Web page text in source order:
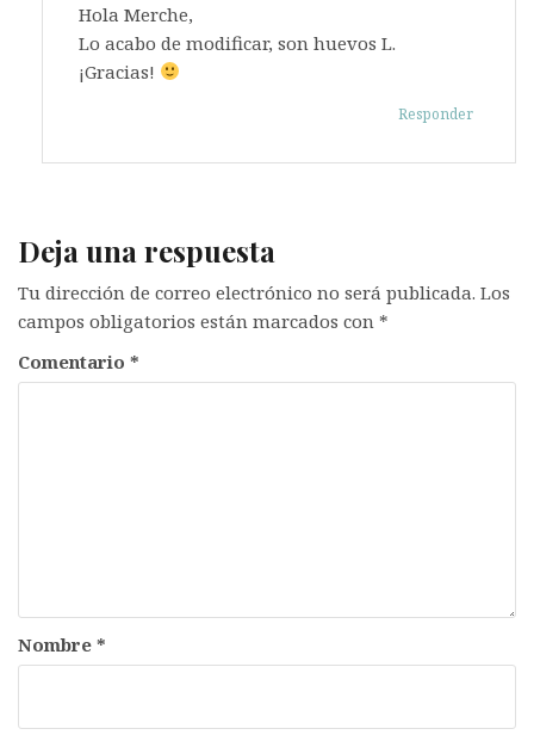
Hola Merche,
Lo acabo de modificar, son huevos L.
¡Gracias!
Responder
Deja una respuesta
Tu dirección de correo electrónico no será publicada. Los
campos obligatorios están marcados con *
Comentario *
Nombre *